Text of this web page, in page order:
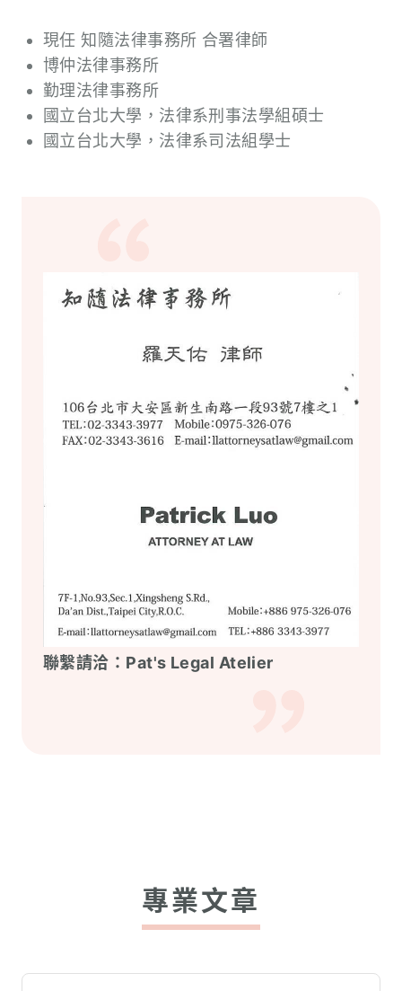
現任 知隨法律事務所 合署律師
博仲法律事務所
勤理法律事務所
國立台北大學，法律系刑事法學組碩士
國立台北大學，法律系司法組學士
聯繫請洽： Pat's Legal Atelier
專業文章